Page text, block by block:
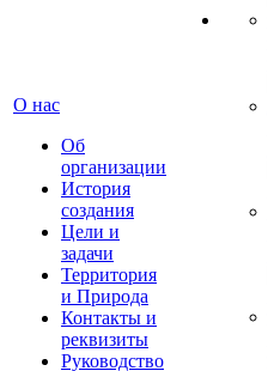
О нас
Об
организации
История
создания
Цели и
задачи
Территория
и Природа
Контакты и
реквизиты
Руководство